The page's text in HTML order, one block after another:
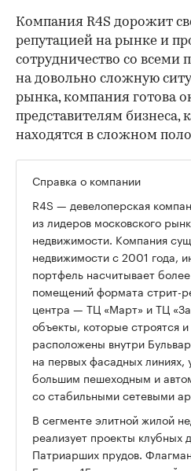
Компания R4S дорожит
репутацией на рынке и
сотрудничество со всеми
на довольно сложную
рынка, компания готова
представителям бизнеса,
находятся в сложном
Справка о компании
R4S — девелоперская
из лидеров московского
недвижимости. Компания
недвижимости с 2001 года,
портфель насчитывает
помещений формата стрит-
центра — ТЦ «Март» и ТЦ
объекты, которые строятся
расположены внутри
на первых фасадных линиях,
большим пешеходным и
со стабильными сетевыми
В сегменте элитной жилой
реализует проекты клубных
Патриарших прудов.